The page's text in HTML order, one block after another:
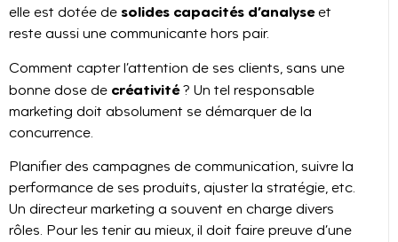
elle est dotée de solides capacités d’analyseet
reste aussi une communicante hors pair.
Comment capter l’attention de ses clients, sans une
bonne dose de créativité? Un tel responsable
marketing doit absolument se démarquer de la
concurrence.
Planifier des campagnes de communication, suivre la
performance de ses produits, ajuster la stratégie, etc.
Un directeur marketing a souvent en charge divers
rôles. Pour les tenir au mieux, il doit faire preuve d’une